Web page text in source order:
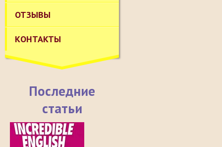
ОТЗЫВЫ
КОНТАКТЫ
Последние
статьи